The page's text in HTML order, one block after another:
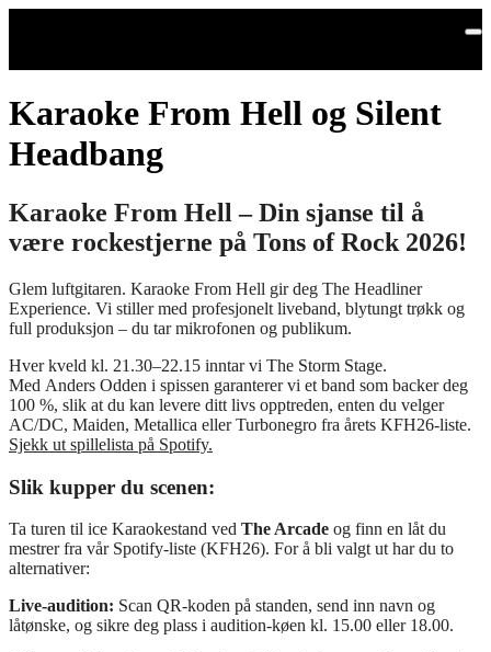
Karaoke From Hell og Silent
Headbang
Karaoke From Hell – Din sjanse til å
være rockestjerne på Tons of Rock 2026!
Glem luftgitaren. Karaoke From Hell gir deg The Headliner
Experience. Vi stiller med profesjonelt liveband, blytungt trøkk og
full produksjon – du tar mikrofonen og publikum.
Hver kveld kl. 21.30–22.15 inntar vi The Storm Stage.
Med Anders Odden i spissen garanterer vi et band som backer deg
100 %, slik at du kan levere ditt livs opptreden, enten du velger
AC/DC, Maiden, Metallica eller Turbonegro fra årets KFH26-liste.
Sjekk ut spillelista på Spotify.
Slik kupper du scenen:
Ta turen til ice Karaokestand ved The Arcade og finn en låt du
mestrer fra vår Spotify-liste (KFH26). For å bli valgt ut har du to
alternativer:
Live-audition: Scan QR-koden på standen, send inn navn og
låtønske, og sikre deg plass i audition-køen kl. 15.00 eller 18.00.